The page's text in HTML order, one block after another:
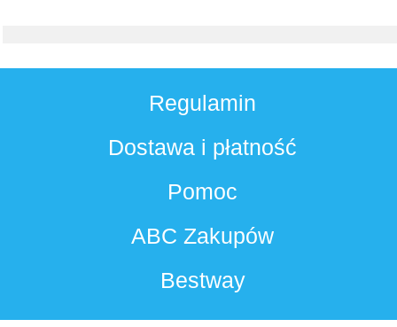
Regulamin
Dostawa i płatność
Pomoc
ABC Zakupów
Bestway